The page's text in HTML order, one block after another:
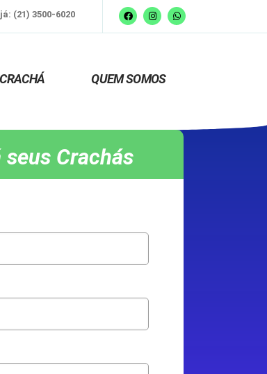
(21) 3500-6020
QUEM SOMOS
seus Crachás